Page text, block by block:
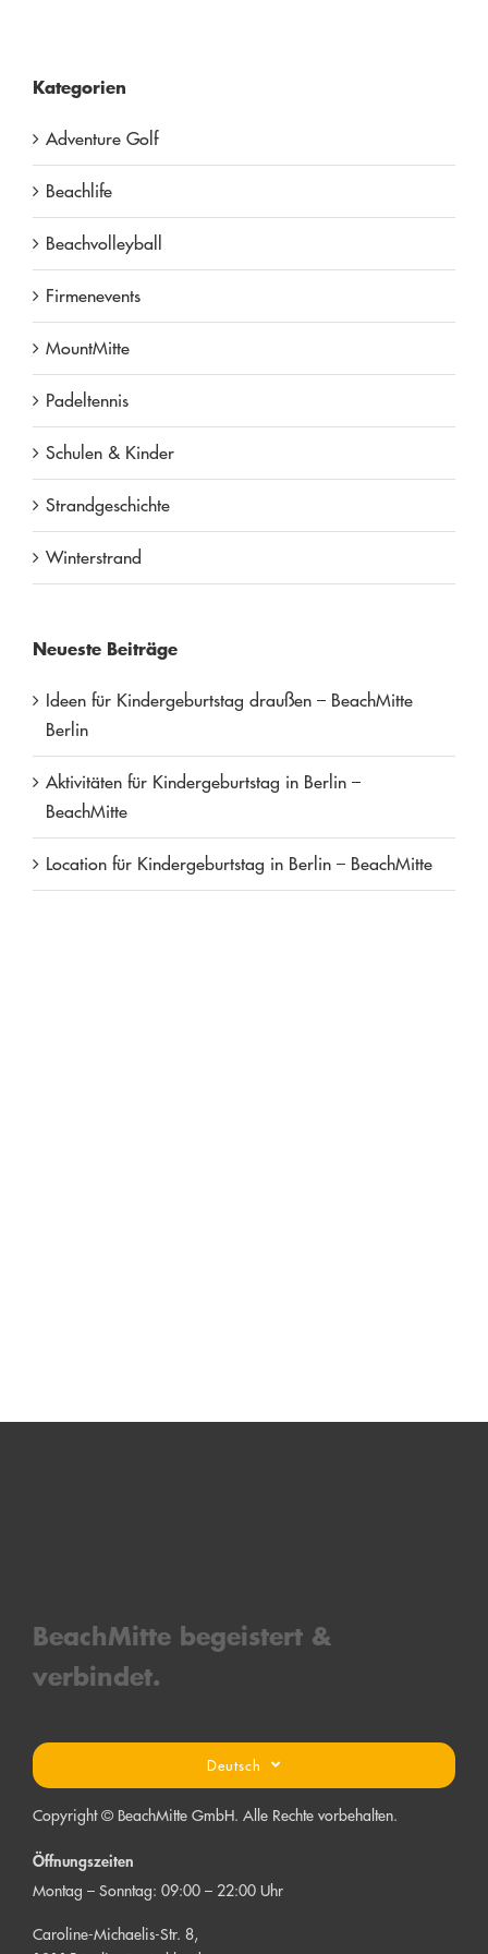
Kategorien
Adventure Golf
Beachlife
Beachvolleyball
Firmenevents
MountMitte
Padeltennis
Schulen & Kinder
Strandgeschichte
Winterstrand
Neueste Beiträge
Ideen für Kindergeburtstag draußen – BeachMitte
Berlin
Aktivitäten für Kindergeburtstag in Berlin –
BeachMitte
Location für Kindergeburtstag in Berlin – BeachMitte
BeachMitte begeistert &
verbindet.
Deutsch
Copyright © BeachMitte GmbH. Alle Rechte vorbehalten.
Öffnungszeiten
Montag – Sonntag: 09:00 – 22:00 Uhr
Caroline-Michaelis-Str. 8,